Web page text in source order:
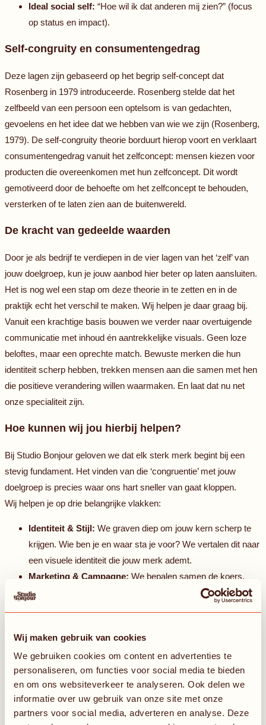
Wij maken gebruik van cookies
We gebruiken cookies om content en advertenties te
personaliseren, om functies voor social media te bieden
en om ons websiteverkeer te analyseren. Ook delen we
informatie over uw gebruik van onze site met onze
partners voor social media, adverteren en analyse. Deze
Ideal social self: “Hoe wil ik dat anderen mij zien?” (focus
op status en impact).
Self-congruity en consumentengedrag
Deze lagen zijn gebaseerd op het begrip self-concept dat
Rosenberg in 1979 introduceerde. Rosenberg stelde dat het
zelfbeeld van een persoon een optelsom is van gedachten,
gevoelens en het idee dat we hebben van wie we zijn (Rosenberg,
1979). De self-congruity theorie borduurt hierop voort en verklaart
consumentengedrag vanuit het zelfconcept: mensen kiezen voor
producten die overeenkomen met hun zelfconcept. Dit wordt
gemotiveerd door de behoefte om het zelfconcept te behouden,
versterken of te laten zien aan de buitenwereld.
De kracht van gedeelde waarden
Door je als bedrijf te verdiepen in de vier lagen van het ‘zelf’ van
jouw doelgroep, kun je jouw aanbod hier beter op laten aansluiten.
Het is nog wel een stap om deze theorie in te zetten en in de
praktijk echt het verschil te maken. Wij helpen je daar graag bij.
Vanuit een krachtige basis bouwen we verder naar overtuigende
communicatie met inhoud én aantrekkelijke visuals. Geen loze
beloftes, maar een oprechte match. Bewuste merken die hun
identiteit scherp hebben, trekken mensen aan die samen met hen
die positieve verandering willen waarmaken. En laat dat nu net
onze specialiteit zijn.
Hoe kunnen wij jou hierbij helpen?
Bij Studio Bonjour geloven we dat elk sterk merk begint bij een
stevig fundament. Het vinden van die ‘congruentie’ met jouw
doelgroep is precies waar ons hart sneller van gaat kloppen.
Wij helpen je op drie belangrijke vlakken:
Identiteit & Stijl: We graven diep om jouw kern scherp te
krijgen. Wie ben je en waar sta je voor? We vertalen dit naar
een visuele identiteit die jouw merk ademt.
Marketing & Campagne: We bepalen samen de koers.
Met een helder concept als kompas maken we impact op
en fotografie; we brengen het concept tot leven met
energieke en menselijke content.
Laten we samen bouwen aan een merk dat niet alleen gezien
wordt, maar ook echt gevoeld wordt.